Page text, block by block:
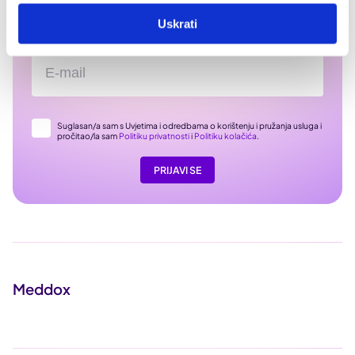
Uskrati
Prijavi se na naš newsletter i doznaj kako
možeš unaprijediti svoje zdravlje
Suglasan/a sam s Uvjetima i odredbama o korištenju i pružanja usluga i
pročitao/la sam Politiku privatnostii Politiku kolačića.
PRIJAVI SE
Meddox